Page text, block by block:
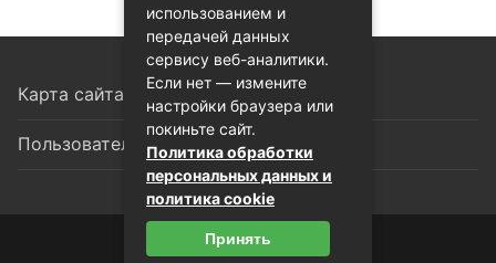
Карта сайта
Пользовательское соглашение
© 2026 Гид по госуслугам
использованием и
передачей данных
сервису веб-аналитики.
Если нет — измените
настройки браузера или
покиньте сайт.
Политика обработки
персональных данных и
политика cookie
Принять